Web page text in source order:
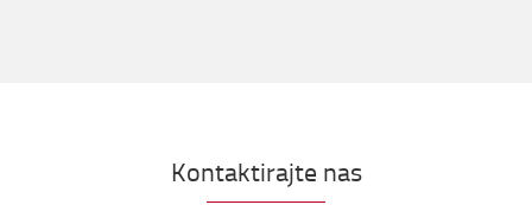
Kontaktirajte nas